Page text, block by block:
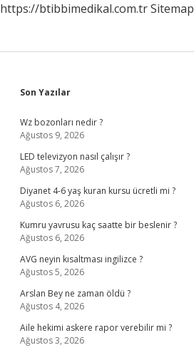
https://btibbimedikal.com.trSitemap
Sidebar
Son Yazılar
Wz bozonları nedir ?
Ağustos 9, 2026
LED televizyon nasıl çalışır ?
Ağustos 7, 2026
Diyanet 4-6 yaş kuran kursu ücretli mi ?
Ağustos 6, 2026
Kumru yavrusu kaç saatte bir beslenir ?
Ağustos 6, 2026
AVG neyin kısaltması ingilizce ?
Ağustos 5, 2026
Arslan Bey ne zaman öldü ?
Ağustos 4, 2026
Aile hekimi askere rapor verebilir mi ?
Ağustos 3, 2026